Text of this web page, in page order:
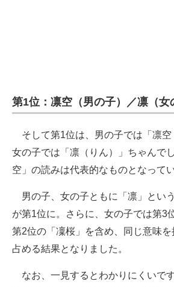
第1位：凛空（男の子）／凛（女
そして第1位は、男の子では「凛空
女の子では「凛（りん）」ちゃんで
空」の読みは代表的なものとなってい
男の子、女の子ともに「凛」とい
が第1位に。さらに、女の子では第3
第2位の「凜桜」を含め、同じ意味
占める結果となりました。
なお、一見するとわかりにくいで